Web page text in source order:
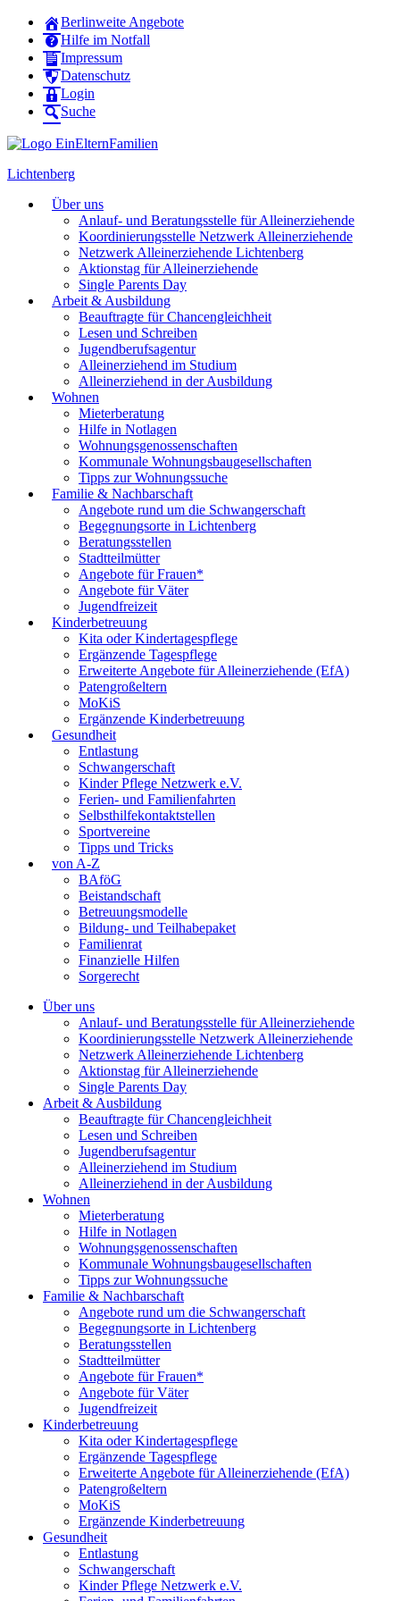
Berlinweite Angebote
Hilfe im Notfall
Impressum
Datenschutz
Login
Suche
Lichtenberg
Über uns
Anlauf- und Beratungsstelle für Alleinerziehende
Koordinierungsstelle Netzwerk Alleinerziehende
Netzwerk Alleinerziehende Lichtenberg
Aktionstag für Alleinerziehende
Single Parents Day
Arbeit & Ausbildung
Beauftragte für Chancengleichheit
Lesen und Schreiben
Jugendberufsagentur
Alleinerziehend im Studium
Alleinerziehend in der Ausbildung
Wohnen
Mieterberatung
Hilfe in Notlagen
Wohnungsgenossenschaften
Kommunale Wohnungsbaugesellschaften
Tipps zur Wohnungssuche
Familie & Nachbarschaft
Angebote rund um die Schwangerschaft
Begegnungsorte in Lichtenberg
Beratungsstellen
Stadtteilmütter
Angebote für Frauen*
Angebote für Väter
Jugendfreizeit
Kinderbetreuung
Kita oder Kindertagespflege
Ergänzende Tagespflege
Erweiterte Angebote für Alleinerziehende (EfA)
Patengroßeltern
MoKiS
Ergänzende Kinderbetreuung
Gesundheit
Entlastung
Schwangerschaft
Kinder Pflege Netzwerk e.V.
Ferien- und Familienfahrten
Selbsthilfekontaktstellen
Sportvereine
Tipps und Tricks
von A-Z
BAföG
Beistandschaft
Betreuungsmodelle
Bildung- und Teilhabepaket
Familienrat
Finanzielle Hilfen
Sorgerecht
Über uns
Anlauf- und Beratungsstelle für Alleinerziehende
Koordinierungsstelle Netzwerk Alleinerziehende
Netzwerk Alleinerziehende Lichtenberg
Aktionstag für Alleinerziehende
Single Parents Day
Arbeit & Ausbildung
Beauftragte für Chancengleichheit
Lesen und Schreiben
Jugendberufsagentur
Alleinerziehend im Studium
Alleinerziehend in der Ausbildung
Wohnen
Mieterberatung
Hilfe in Notlagen
Wohnungsgenossenschaften
Kommunale Wohnungsbaugesellschaften
Tipps zur Wohnungssuche
Familie & Nachbarschaft
Angebote rund um die Schwangerschaft
Begegnungsorte in Lichtenberg
Beratungsstellen
Stadtteilmütter
Angebote für Frauen*
Angebote für Väter
Jugendfreizeit
Kinderbetreuung
Kita oder Kindertagespflege
Ergänzende Tagespflege
Erweiterte Angebote für Alleinerziehende (EfA)
Patengroßeltern
MoKiS
Ergänzende Kinderbetreuung
Gesundheit
Entlastung
Schwangerschaft
Kinder Pflege Netzwerk e.V.